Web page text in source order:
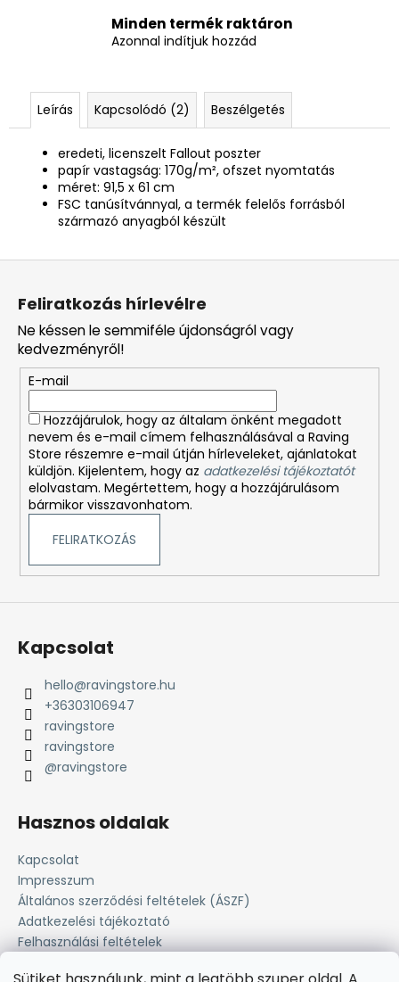
Minden termék raktáron
Azonnal indítjuk hozzád
Leírás Kapcsolódó (2) Beszélgetés
eredeti, licenszelt Fallout poszter
papír vastagság: 170g/m², ofszet nyomtatás
méret: 91,5 x 61 cm
FSC tanúsítvánnyal, a termék felelős forrásból
származó anyagból készült
Feliratkozás hírlevélre
Ne késsen le semmiféle újdonságról vagy
kedvezményről!
E-mail
Hozzájárulok, hogy az általam önként megadott
nevem és e-mail címem felhasználásával a Raving
Store részemre e-mail útján hírleveleket, ajánlatokat
küldjön. Kijelentem, hogy az adatkezelési tájékoztatót
elolvastam. Megértettem, hogy a hozzájárulásom
bármikor visszavonhatom.
FELIRATKOZÁS
Kapcsolat
hello@ravingstore.hu
+36303106947
ravingstore
ravingstore
@ravingstore
Hasznos oldalak
Kapcsolat
Impresszum
Általános szerződési feltételek (ÁSZF)
Adatkezelési tájékoztató
Felhasználási feltételek